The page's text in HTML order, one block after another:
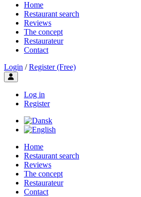
Home
Restaurant search
Reviews
The concept
Restaurateur
Contact
Login / Register (Free)
Toggle user menu
Log in
Register
Home
Restaurant search
Reviews
The concept
Restaurateur
Contact